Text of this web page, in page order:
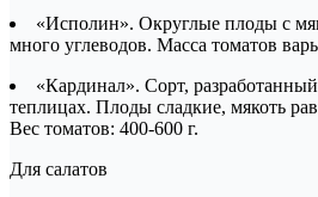
«Исполин». Округлые плоды с
много углеводов. Масса томатов
«Кардинал». Сорт,
теплицах. Плоды сладкие, мякоть
Вес томатов: 400-600 г.
Для салатов